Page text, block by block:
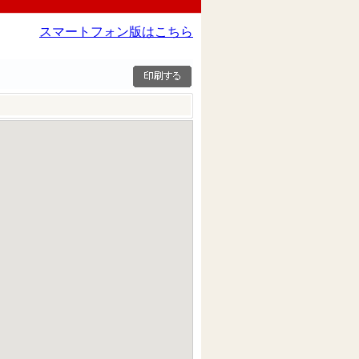
スマートフォン版はこちら